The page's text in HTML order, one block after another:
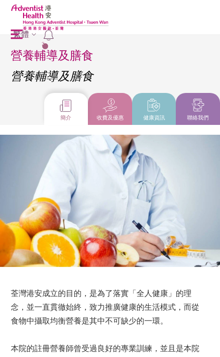
2
繁體
營養輔導及膳食
營養輔導及膳食
簡介 收費及優惠 健康資訊 聯絡我們
荃灣港安成立的目的，是為了落實「全人健康」的理
念，並一直貫徹始終，致力推廣健康的生活模式，而從
食物中攝取均衡營養是其中不可缺少的一環。
本院的註冊營養師曾受過良好的專業訓練，並且是本院